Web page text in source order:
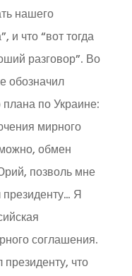
нашего
и что “вот тогда
разговор”. Во
обозначил
по Украине:
мирного
обмен
позволь мне
президенту… Я
соглашения.
что